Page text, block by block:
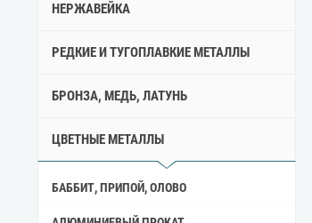
НЕРЖАВЕЙКА
РЕДКИЕ И ТУГОПЛАВКИЕ МЕТАЛЛЫ
БРОНЗА, МЕДЬ, ЛАТУНЬ
ЦВЕТНЫЕ МЕТАЛЛЫ
БАББИТ, ПРИПОЙ, ОЛОВО